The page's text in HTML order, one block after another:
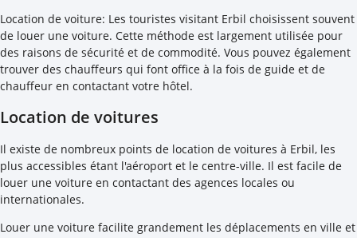
Location de voiture: Les touristes visitant Erbil choisissent souvent
de louer une voiture. Cette méthode est largement utilisée pour
des raisons de sécurité et de commodité. Vous pouvez également
trouver des chauffeurs qui font office à la fois de guide et de
chauffeur en contactant votre hôtel.
Location de voitures
Il existe de nombreux points de location de voitures à Erbil, les
plus accessibles étant l'aéroport et le centre-ville. Il est facile de
louer une voiture en contactant des agences locales ou
internationales.
Louer une voiture facilite grandement les déplacements en ville et